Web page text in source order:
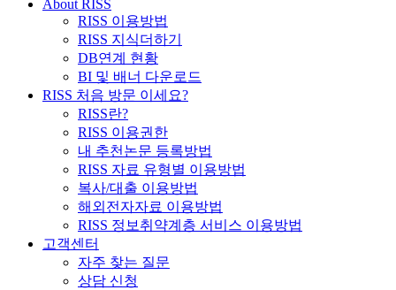
About RISS
RISS 이용방법
RISS 지식더하기
DB연계 현황
BI 및 배너 다운로드
RISS 처음 방문 이세요?
RISS란?
RISS 이용권한
내 추천논문 등록방법
RISS 자료 유형별 이용방법
복사/대출 이용방법
해외전자자료 이용방법
RISS 정보취약계층 서비스 이용방법
고객센터
자주 찾는 질문
상담 신청